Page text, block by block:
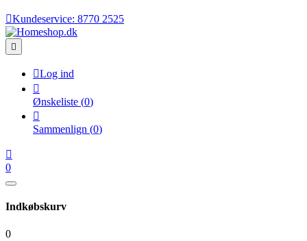
Kundeservice: 8770 2525

Log ind

Ønskeliste (0)

Sammenlign (0)

0
Indkøbskurv
0